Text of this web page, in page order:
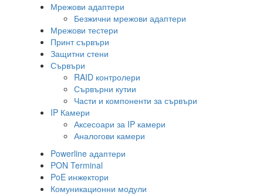
Мрежови адаптери
Безжични мрежови адаптери
Мрежови тестери
Принт сървъри
Защитни стени
Сървъри
RAID контролери
Сървърни кутии
Части и компоненти за сървъри
IP Камери
Аксесоари за IP камери
Аналогови камери
Powerline адаптери
PON Terminal
PoE инжектори
Комуникационни модули